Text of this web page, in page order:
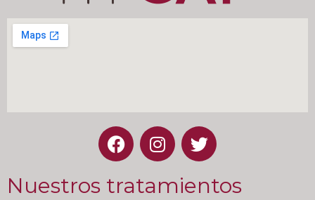
Nuestros tratamientos